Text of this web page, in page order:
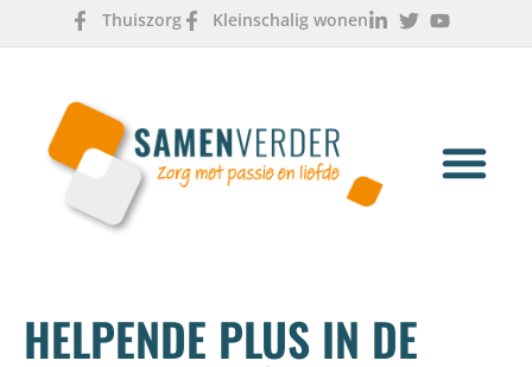
Thuiszorg Kleinschalig wonen
HELPENDE PLUS IN DE